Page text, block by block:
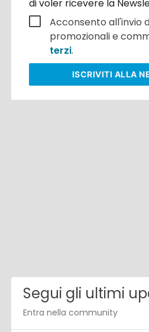
di voler ricevere la
Acconsento all'invio
promozionali e
terzi.
ISCRIVITI ALLA
Segui gli ultimi
Entra nella community